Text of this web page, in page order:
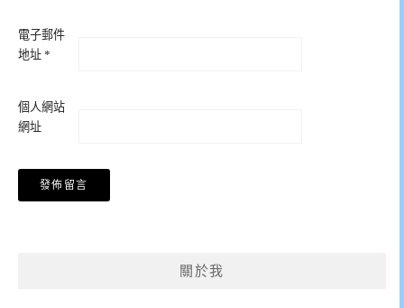
電子郵件
地址 *
個人網站
網址
關於我